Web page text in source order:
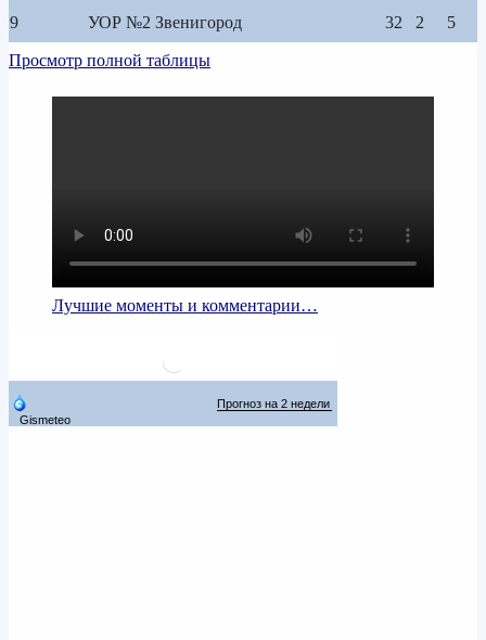
9 УОР №2 Звенигород 32 2 5
Просмотр полной таблицы
Лучшие моменты и комментарии…